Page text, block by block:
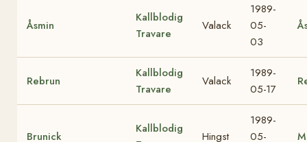
Åsmin
Kallblodig
Travare
Valack
1989-
05-
03
Rebrun
Kallblodig
Travare
Valack
1989-
05-17
Brunick
Kallblodig
Hingst
1989-
05-